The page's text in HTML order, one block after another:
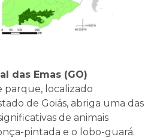
das Emas (GO)
parque, localizado
de Goiás, abriga uma das
de animais
pintada e o lobo-guará.